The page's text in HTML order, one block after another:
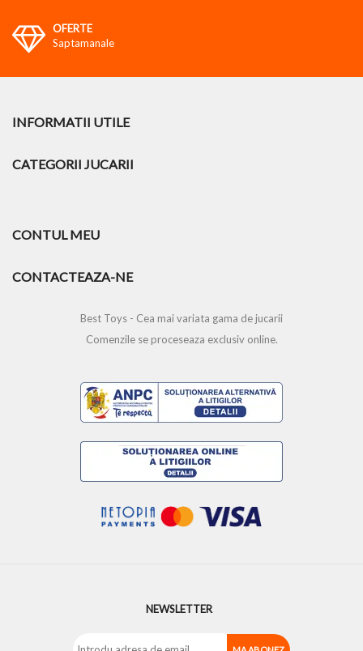
OFERTE
Saptamanale
INFORMATII UTILE
CATEGORII JUCARII
CONTUL MEU
CONTACTEAZA-NE
Best Toys - Cea mai variata gama de jucarii
Comenzile se proceseaza exclusiv online.
NEWSLETTER